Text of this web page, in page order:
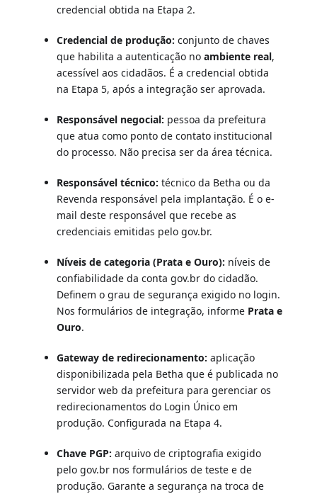
credencial obtida na Etapa 2.
Credencial de produção: conjunto de chaves
que habilita a autenticação no ambiente real,
acessível aos cidadãos. É a credencial obtida
na Etapa 5, após a integração ser aprovada.
Responsável negocial: pessoa da prefeitura
que atua como ponto de contato institucional
do processo. Não precisa ser da área técnica.
Responsável técnico: técnico da Betha ou da
Revenda responsável pela implantação. É o e-
mail deste responsável que recebe as
credenciais emitidas pelo gov.br.
Níveis de categoria (Prata e Ouro): níveis de
confiabilidade da conta gov.br do cidadão.
Definem o grau de segurança exigido no login.
Nos formulários de integração, informe Prata e
Ouro.
Gateway de redirecionamento: aplicação
disponibilizada pela Betha que é publicada no
servidor web da prefeitura para gerenciar os
redirecionamentos do Login Único em
produção. Configurada na Etapa 4.
Chave PGP: arquivo de criptografia exigido
pelo gov.br nos formulários de teste e de
produção. Garante a segurança na troca de